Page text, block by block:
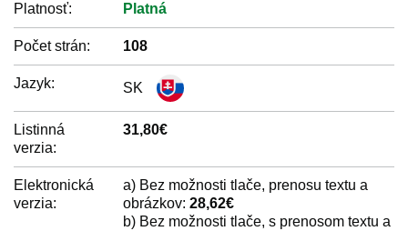
Platnosť: Platná
Počet strán: 108
Jazyk: SK
Listinná
verzia:
31,80€
Elektronická
verzia:
a) Bez možnosti tlače, prenosu textu a
obrázkov: 28,62€
b) Bez možnosti tlače, s prenosom textu a